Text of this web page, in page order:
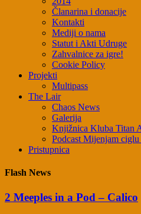
Članarina i donacije
Kontakti
Mediji o nama
Statut i Akti Udruge
Zahvalnice za igre!
Cookie Policy
Projekti
Multipass
The Lair
Chaos News
Galerija
Knjižnica Kluba Titan
Podcast Mijenjam ciglu
Pristupnica
Flash News
2 Meeples in a Pod – Calico